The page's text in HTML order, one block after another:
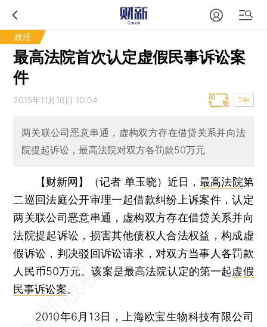
政经
最高法院首次认定虚假民事诉讼案
件
2015年11月16日 10:04 T中
两关联公司恶意串通，虚构双方存在借贷关系并向法
院提起诉讼，最高法院对双方各罚款50万元
【财新网】（记者 单玉晓） 近日，最高法院第
二巡回法庭公开审理一起借款纠纷上诉案件，认定
两关联公司恶意串通，虚构双方存在借贷关系并向
法院提起诉讼，损害其他债权人合法权益，构成虚
假诉讼，判决驳回诉讼请求，对双方当事人各罚款
人民币50万元。该案是最高法院认定的第一起虚假
民事诉讼案。
2010年6月13日，上海欧宝生物科技有限公司